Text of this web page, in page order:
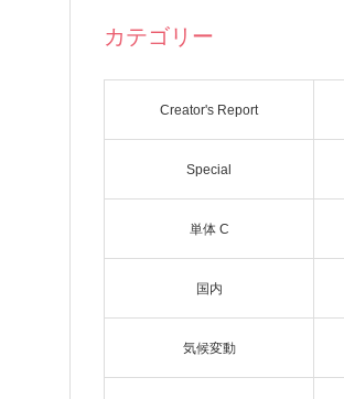
カテゴリー
Creator's Report
Special
単体 C
国内
気候変動